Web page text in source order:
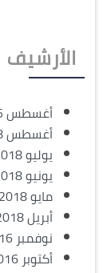
الأرشيف
أغسطس 2025
أغسطس 2018
يوليو 2018
يونيو 2018
مايو 2018
أبريل 2018
نوفمبر 2016
أكتوبر 2016